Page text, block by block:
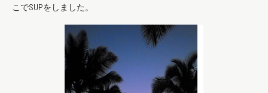
こでSUPをしました。